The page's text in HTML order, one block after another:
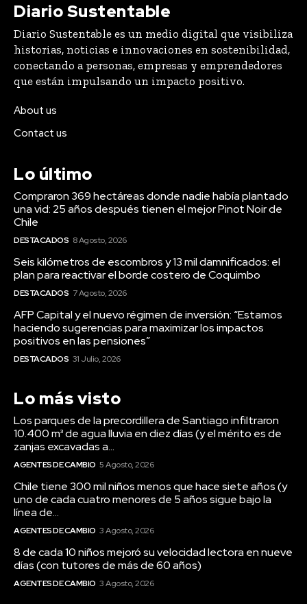
Diario Sustentable
Diario Sustentable es un medio digital que visibiliza
historias, noticias e innovaciones en sostenibilidad,
conectando a personas, empresas y emprendedores
que están impulsando un impacto positivo.
About us
Contact us
Lo último
Compraron 369 hectáreas donde nadie había plantado
una vid: 25 años después tienen el mejor Pinot Noir de
Chile
DESTACADOS 8 Agosto, 2026
Seis kilómetros de escombros y 13 mil damnificados: el
plan para reactivar el borde costero de Coquimbo
DESTACADOS 7 Agosto, 2026
AFP Capital y el nuevo régimen de inversión: “Estamos
haciendo sugerencias para maximizar los impactos
positivos en las pensiones”
DESTACADOS 31 Julio, 2026
Lo más visto
Los parques de la precordillera de Santiago infiltraron
10.400 m³ de agua lluvia en diez días (y el mérito es de
zanjas excavadas a...
AGENTES DE CAMBIO 5 Agosto, 2026
Chile tiene 300 mil niños menos que hace siete años (y
uno de cada cuatro menores de 5 años sigue bajo la
línea de...
AGENTES DE CAMBIO 3 Agosto, 2026
8 de cada 10 niños mejoró su velocidad lectora en nueve
días (con tutores de más de 60 años)
AGENTES DE CAMBIO 3 Agosto, 2026